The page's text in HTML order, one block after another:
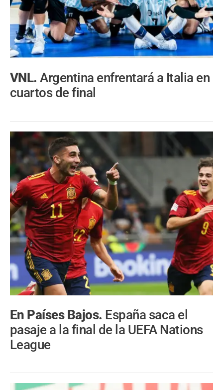
VNL.Argentina enfrentará a Italia en
cuartos de final
En Países Bajos. España saca el
pasaje a la final de la UEFA Nations
League